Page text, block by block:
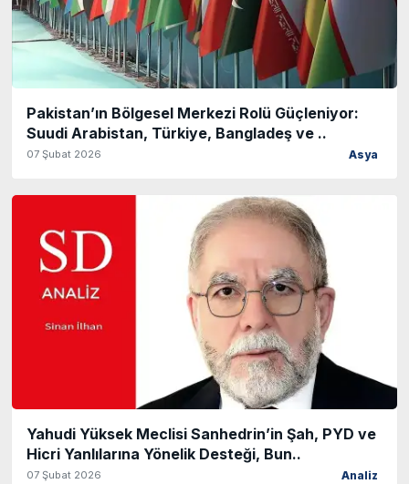
Pakistan’ın Bölgesel Merkezi Rolü Güçleniyor:
Suudi Arabistan, Türkiye, Bangladeş ve ..
07 Şubat 2026 Asya
Yahudi Yüksek Meclisi Sanhedrin’in Şah, PYD ve
Hicri Yanlılarına Yönelik Desteği, Bun..
07 Şubat 2026 Analiz